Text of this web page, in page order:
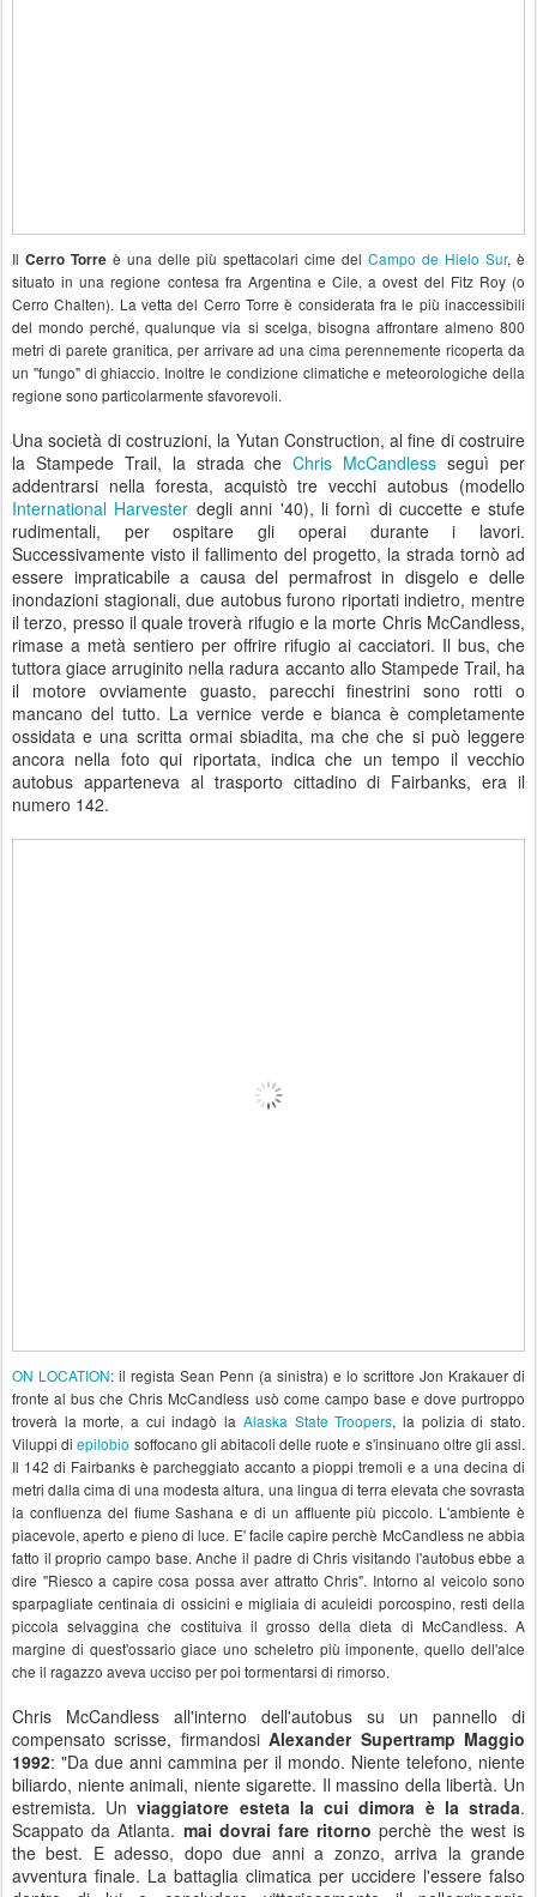
Il Cerro Torre è una delle più spettacolari cime del Campo de Hielo Sur, è
situato in una regione contesa fra Argentina e Cile, a ovest del Fitz Roy (o
Cerro Chalten). La vetta del Cerro Torre è considerata fra le più inaccessibili
del mondo perché, qualunque via si scelga, bisogna affrontare almeno 800
metri di parete granitica, per arrivare ad una cima perennemente ricoperta da
un "fungo" di ghiaccio. Inoltre le condizione climatiche e meteorologiche della
regione sono particolarmente sfavorevoli.
Una società di costruzioni, la Yutan Construction, al fine di costruire
la Stampede Trail, la strada cheChris McCandless seguì per
addentrarsi nella foresta, acquistò tre vecchi autobus (modello
International Harvester degli anni '40), li fornì di cuccette e stufe
rudimentali, per ospitare gli operai durante i lavori.
Successivamente visto il fallimento del progetto, la strada tornò ad
essere impraticabile a causa del permafrost in disgelo e delle
inondazioni stagionali, due autobus furono riportati indietro, mentre
il terzo, presso il quale troverà rifugio e la morte Chris McCandless,
rimase a metà sentiero per offrire rifugio ai cacciatori. Il bus, che
tuttora giace arruginito nella radura accanto allo Stampede Trail, ha
il motore ovviamente guasto, parecchi finestrini sono rotti o
mancano del tutto. La vernice verde e bianca è completamente
ossidata e una scritta ormai sbiadita, ma che che si può leggere
ancora nella foto qui riportata, indica che un tempo il vecchio
autobus apparteneva al trasporto cittadino di Fairbanks, era il
numero 142.
ON LOCATION: il regista Sean Penn (a sinistra) e lo scrittore Jon Krakauer di
fronte al bus che Chris McCandless usò come campo base e dove purtroppo
troverà la morte, a cui indagò la Alaska State Troopers, la polizia di stato.
Viluppi diepilobio soffocano gli abitacoli delle ruote e s'insinuano oltre gli assi.
Il 142 di Fairbanks è parcheggiato accanto a pioppi tremoli e a una decina di
metri dalla cima di una modesta altura, una lingua di terra elevata che sovrasta
la confluenza del fiume Sashana e di un affluente più piccolo. L'ambiente è
piacevole, aperto e pieno di luce. E' facile capire perchè McCandless ne abbia
fatto il proprio campo base. Anche il padre di Chris visitando l'autobus ebbe a
dire "Riesco a capire cosa possa aver attratto Chris". Intorno al veicolo sono
sparpagliate centinaia di ossicini e migliaia di aculeidi porcospino, resti della
piccola selvaggina che costituiva il grosso della dieta di McCandless. A
margine di quest'ossario giace uno scheletro più imponente, quello dell'alce
che il ragazzo aveva ucciso per poi tormentarsi di rimorso.
Chris McCandless all'interno dell'autobus su un pannello di
compensato scrisse, firmandosiAlexander Supertramp Maggio
1992: "Da due anni cammina per il mondo. Niente telefono, niente
biliardo, niente animali, niente sigarette. Il massino della libertà. Un
estremista. Unviaggiatore esteta la cui dimora è la strada.
Scappato da Atlanta. mai dovrai fare ritorno perchè the west is
the best. E adesso, dopo due anni a zonzo, arriva la grande
avventura finale. La battaglia climatica per uccidere l'essere falso